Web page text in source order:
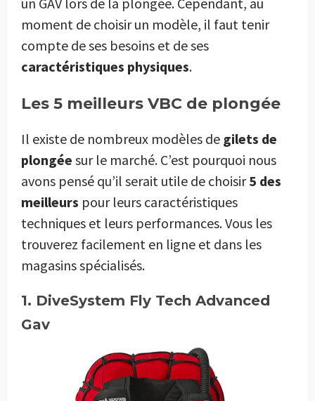
moment de choisir un modèle, il faut tenir
compte de ses besoins et de ses
caractéristiques physiques.
Les 5 meilleurs VBC de plongée
Il existe de nombreux modèles de gilets de
plongée sur le marché. C’est pourquoi nous
avons pensé qu’il serait utile de choisir5 des
meilleurs pour leurs caractéristiques
techniques et leurs performances. Vous les
trouverez facilement en ligne et dans les
magasins spécialisés.
1. DiveSystem Fly Tech Advanced
Gav